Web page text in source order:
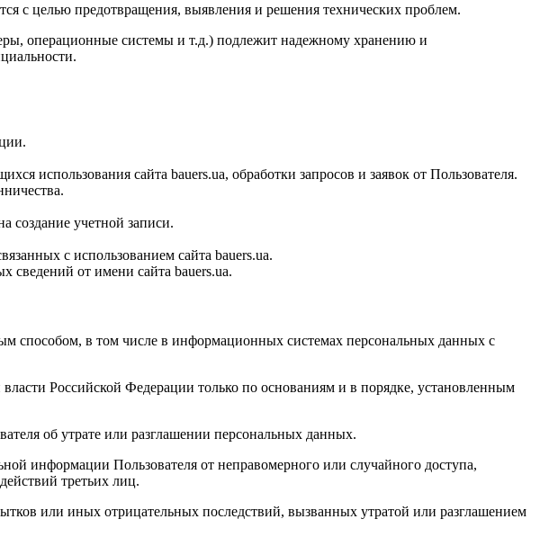
с целью предотвращения, выявления и решения технических проблем.
операционные системы и т.д.) подлежит надежному хранению и
использования сайта bauers.ua, обработки запросов и заявок от Пользователя.
создание учетной записи.
с использованием сайта bauers.ua.
сведений от имени сайта bauers.ua.
способом, в том числе в информационных системах персональных данных с
Российской Федерации только по основаниям и в порядке, установленным
об утрате или разглашении персональных данных.
информации Пользователя от неправомерного или случайного доступа,
третьих лиц.
или иных отрицательных последствий, вызванных утратой или разглашением